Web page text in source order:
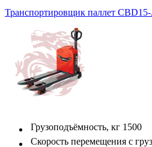
Транспортировщик паллет
Грузоподъёмность, кг 1500
Скорость перемещения с